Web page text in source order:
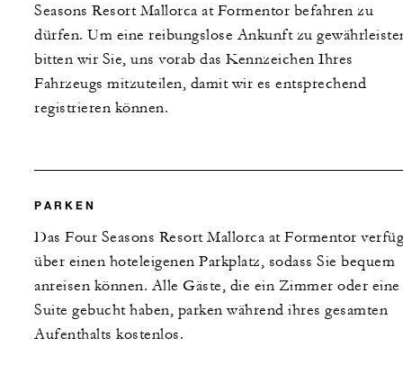
Seasons Resort Mallorca at Formentor befahren zu
dürfen. Um eine reibungslose Ankunft zu
bitten wir Sie, uns vorab das Kennzeichen Ihres
Fahrzeugs mitzuteilen, damit wir es entsprechend
registrieren können.
PARKEN
Das Four Seasons Resort Mallorca at Formentor
über einen hoteleigenen Parkplatz, sodass Sie bequem
anreisen können. Alle Gäste, die ein Zimmer oder eine
Suite gebucht haben, parken während ihres gesamten
Aufenthalts kostenlos.